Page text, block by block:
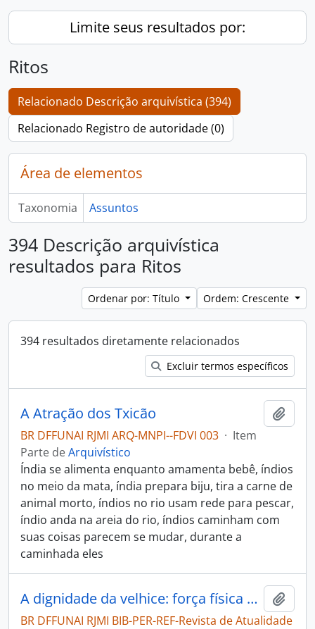
Limite seus resultados por:
Ritos
Relacionado Descrição arquivística (394)
Relacionado Registro de autoridade (0)
Área de elementos
Taxonomia Assuntos
394 Descrição arquivística
resultados para Ritos
Ordenar por: Título Ordem: Crescente
394 resultados diretamente relacionados
Excluir termos específicos
A Atração dos Txicão
BR DFFUNAI RJMI ARQ-MNPI--FDVI 003 · Item
Parte deArquivístico
Índia se alimenta enquanto amamenta bebê, índios
no meio da mata, índia prepara biju, tira a carne de
animal morto, índios no rio usam rede para pescar,
índio anda na areia do rio, índios caminham com
suas coisas parecem se mudar, durante a
caminhada eles
A dignidade da velhice: força física se curva à palavra do ancião [Revista de Atualidade Indigena]
BR DFFUNAI RJMI BIB-PER-REF-Revista de Atualidade